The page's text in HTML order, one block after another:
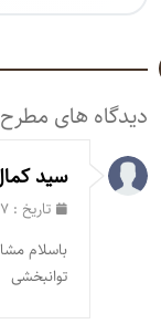
دیدگاه های
سید
تاریخ : ۱۴۰۴/۰۶/۲۷ - ساعت : ۰۰:۰۰
باسلام
توانبخشی